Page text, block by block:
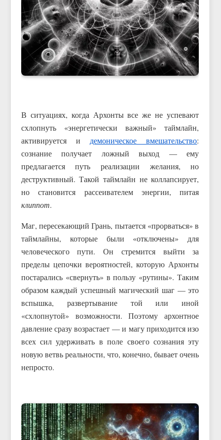
В ситуациях, когда Архонты все же не успевают
схлопнуть «энергетически важный» таймлайн,
активируется и демоническое вмешательство:
сознание получает ложный выход — ему
предлагается путь реализации желания, но
деструктивный. Такой таймлайн не коллапсирует,
но становится рассеивателем энергии, питая
клиппот.
Маг, пересекающий Грань, пытается «прорваться» в
таймлайны, которые были «отключены» для
человеческого пути. Он стремится выйти за
пределы цепочки вероятностей, которую Архонты
постарались «свернуть» в пользу «рутины». Таким
образом каждый успешный магический шаг — это
вспышка, развертывание той или иной
«схлопнутой» возможности. Поэтому архонтное
давление сразу возрастает — и магу приходится изо
всех сил удерживать в поле своего сознания эту
новую ветвь реальности, что, конечно, бывает очень
непросто.